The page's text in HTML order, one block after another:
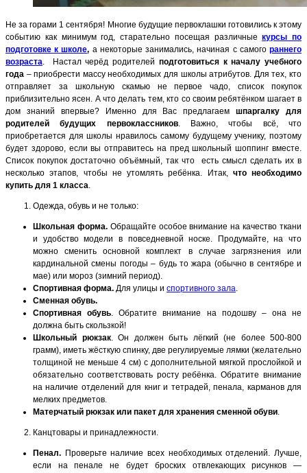
Не за горами 1 сентября! Многие будущие первоклашки готовились к этому
событию как минимум год, старательно посещая различныекурсы по
подготовке к школе, а некоторые занимались, начиная с самогораннего
возраста. Настал черёд родителей подготовиться к началу учебного
года – приобрести массу необходимых для школы атрибутов. Для тех, кто
отправляет за школьную скамью не первое чадо, список покупок
приблизительно ясен. А что делать тем, кто со своим ребятёнком шагает в
дом знаний впервые? Именно для Вас предлагаемшпаргалку для
родителей будущих первоклассников. Важно, чтобы всё, что
приобретается для школы нравилось самому будущему ученику, поэтому
будет здорово, если вы отправитесь на пред школьный шоппинг вместе.
Список покупок достаточно объёмный, так что есть смысл сделать их в
несколько этапов, чтобы не утомлять ребёнка. Итак, что необходимо
купить для 1 класса.
Одежда, обувь и не только:
Школьная форма.Обращайте особое внимание на качество ткани
и удобство модели в повседневной носке. Продумайте, на что
можно сменить основной комплект в случае загрязнения или
кардинальной смены погоды – будь то жара (обычно в сентябре и
мае) или мороз (зимний период).
Спортивная форма. Для улицы и спортивного зала.
Сменная обувь.
Спортивная обувь. Обратите внимание на подошву – она не
должна быть скользкой!
Школьный рюкзак. Он должен быть лёгкий (не более 500-800
грамм), иметь жёсткую спинку, две регулируемые лямки (желательно
толщиной не меньше 4 см) с дополнительной мягкой прослойкой и
обязательно соответствовать росту ребёнка. Обратите внимание
на наличие отделений для книг и тетрадей, пенала, карманов для
мелких предметов.
Матерчатый рюкзак или пакет для хранения сменной обуви.
Канцтовары и принадлежности.
Пенал. Проверьте наличие всех необходимых отделений. Лучше,
если на пенале не будет броских отвлекающих рисунков —